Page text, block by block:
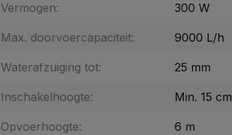
Vermogen: 300 W
Max. doorvoercapaciteit: 9000 L/h
Waterafzuiging tot: 25 mm
Inschakelhoogte: Min. 15 cm
Opvoerhoogte: 6 m